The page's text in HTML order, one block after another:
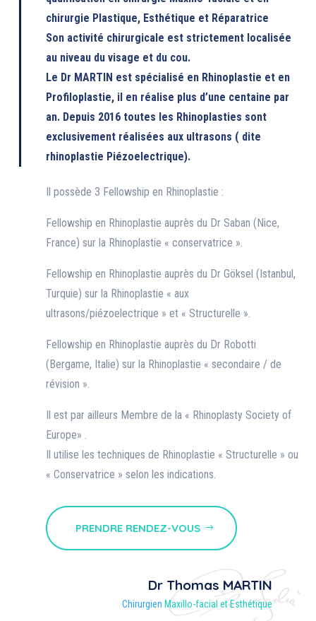
chirurgie Plastique, Esthétique et Réparatrice
Son activité chirurgicale est strictement localisée
au niveau du visage et du cou.
Le Dr MARTIN est spécialisé en Rhinoplastie et en
Profiloplastie, il en réalise plus d’une centaine par
an. Depuis 2016 toutes les Rhinoplasties sont
exclusivement réalisées aux ultrasons ( dite
rhinoplastie Piézoelectrique).
Il possède 3 Fellowship en Rhinoplastie :
Fellowship en Rhinoplastie auprès du Dr Saban (Nice,
France) sur la Rhinoplastie « conservatrice ».
Fellowship en Rhinoplastie auprès du Dr Göksel (Istanbul,
Turquie) sur la Rhinoplastie « aux
ultrasons/piézoelectrique » et « Structurelle ».
Fellowship en Rhinoplastie auprès du Dr Robotti
(Bergame, Italie) sur la Rhinoplastie « secondaire / de
révision ».
Il est par ailleurs Membre de la « Rhinoplasty Society of
Europe» .
Il utilise les techniques de Rhinoplastie « Structurelle » ou
« Conservatrice » selon les indications.
PRENDRE RENDEZ-VOUS
Dr Thomas MARTIN
Chirurgien Maxillo-facial et Esthétique